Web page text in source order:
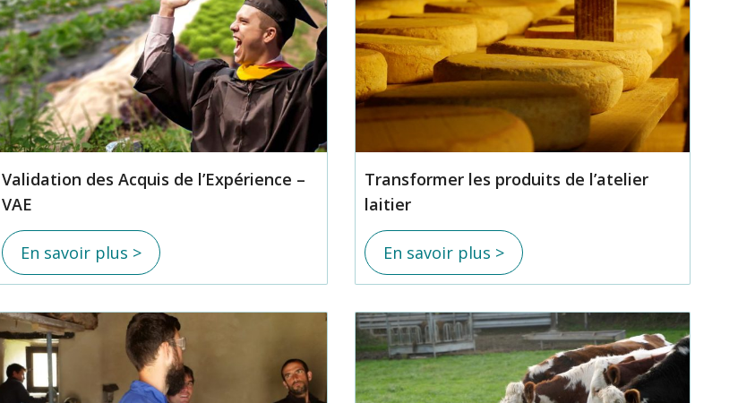
Validation des Acquis de l’Expérience –
VAE
En savoir plus >
Transformer les produits de l’atelier
laitier
En savoir plus >